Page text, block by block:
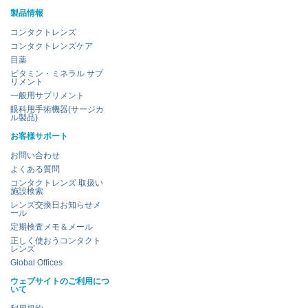
製品情報
コンタクトレンズ
コンタクトレンズケア
目薬
ビタミン・ミネラル サプ
リメント
一般用サプリメント
眼科用手術機器(サージカ
ル製品)
お客様サポート
お問い合わせ
よくある質問
コンタクトレンズ 取扱い
施設検索
レンズ交換日お知らせメ
ール
定期検査メモ＆メール
正しく使おうコンタクト
レンズ
Global Offices
ウェブサイトのご利用につ
いて